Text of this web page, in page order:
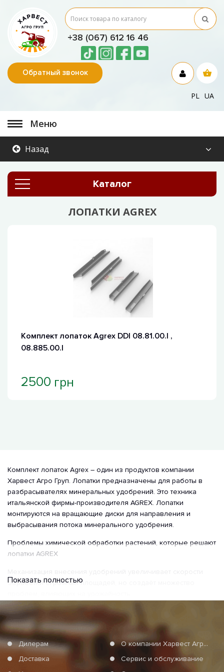
+38 (067) 612 16 46
Обратный звонок
PL UA
Меню
Назад
Каталог
ЛОПАТКИ AGREX
Комплект лопаток Agrex DDI 08.81.00.I ,
08.885.00.I
2500 грн
Комплект лопаток Agrex – один из продуктов компании
Харвест Агро Груп. Лопатки предназначены для работы в
разбрасывателях минеральных удобрений. Это техника
итальянской фирмы-производителя AGREX. Лопатки
монтируются на вращающие диски для направления и
выбрасывания потока минерального удобрения.
Проблемы химической обработки растений, которые решают
лопатки AGREX
обработки огромных площадей, но создаёт множество
- Неравномерное, кучное разлетание гранул оставляет
некоторые растения без подкормки, снижая их урожайность.
Другие же получают избыточное питание, что приводит к
снижению качества.
- Разрушение, раздавливание гранул, разгоняемых
Показать полностью
Дилерам
О компании Харвест Агро Груп
Доставка
Сервис и обслуживание